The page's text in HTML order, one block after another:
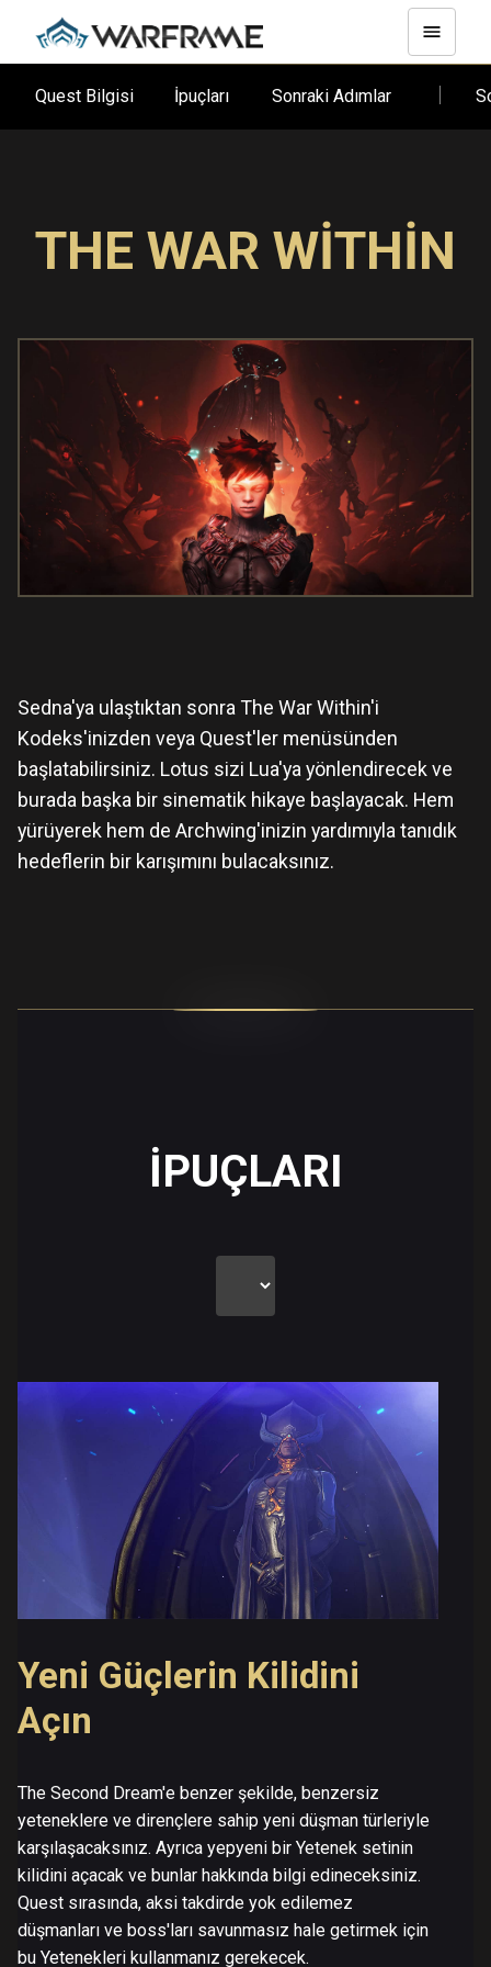
Quest Bilgisi İpuçları Sonraki Adımlar
THE WAR WITHIN
Sedna'ya ulaştıktan sonra The War Within'i
Kodeks'inizden veya Quest'ler menüsünden
başlatabilirsiniz. Lotus sizi Lua'ya yönlendirecek ve
burada başka bir sinematik hikaye başlayacak. Hem
yürüyerek hem de Archwing'inizin yardımıyla tanıdık
hedeflerin bir karışımını bulacaksınız.
İPUÇLARI
Yeni Güçlerin Kilidini
Açın
The Second Dream'e benzer şekilde, benzersiz
yeteneklere ve dirençlere sahip yeni düşman türleriyle
karşılaşacaksınız. Ayrıca yepyeni bir Yetenek setinin
kilidini açacak ve bunlar hakkında bilgi edineceksiniz.
Quest sırasında, aksi takdirde yok edilemez
düşmanları ve boss'ları savunmasız hale getirmek için
bu Yetenekleri kullanmanız gerekecek.